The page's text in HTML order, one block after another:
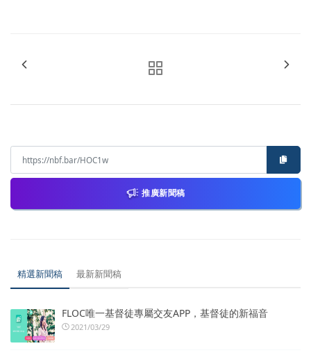
推廣新聞稿
精選新聞稿 最新新聞稿
FLOC唯一基督徒專屬交友APP，基督徒的新福音
2021/03/29